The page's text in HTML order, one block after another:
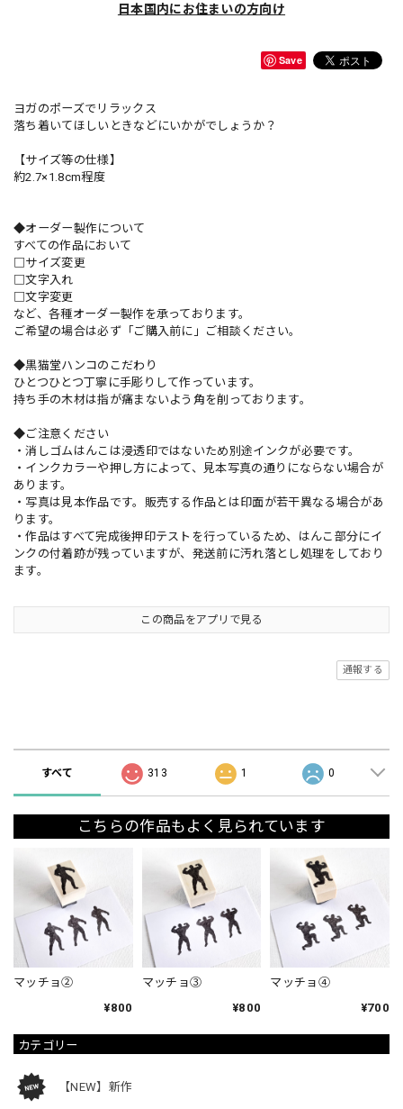
カテゴリー
【NEW】新作
日本国内にお住まいの方向け
Save
ヨガのポーズでリラックス
落ち着いてほしいときなどにいかがでしょうか？
【サイズ等の仕様】
約2.7×1.8cm程度
◆オーダー製作について
すべての作品において
□サイズ変更
□文字入れ
□文字変更
など、各種オーダー製作を承っております。
ご希望の場合は必ず「ご購入前に」ご相談ください。
◆黒猫堂ハンコのこだわり
ひとつひとつ丁寧に手彫りして作っています。
持ち手の木材は指が痛まないよう角を削っております。
◆ご注意ください
・消しゴムはんこは浸透印ではないため別途インクが必要です。
・インクカラーや押し方によって、見本写真の通りにならない場合が
あります。
・写真は見本作品です。販売する作品とは印面が若干異なる場合があ
ります。
・作品はすべて完成後押印テストを行っているため、はんこ部分にイ
ンクの付着跡が残っていますが、発送前に汚れ落とし処理をしており
ます。
この商品をアプリで見る
通報する
すべて 313 1 0
こちらの作品もよく見られています
マッチョ②
¥800
マッチョ③
¥800
マッチョ④
¥700